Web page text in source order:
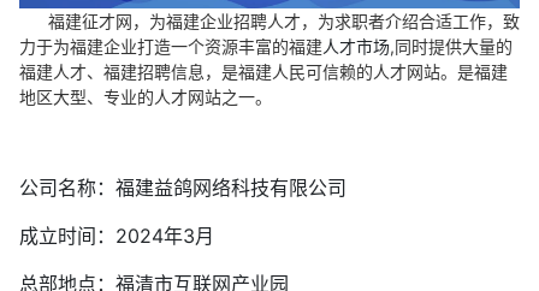
福建征才网，为福建企业招聘人才，为求职者介绍合适工作，致
力于为福建企业打造一个资源丰富的福建人才市场,同时提供大量的
福建人才、福建招聘信息，是福建人民可信赖的人才网站。是福建
地区大型、专业的人才网站之一。
公司名称：福建益鸽网络科技有限公司
成立时间：2024年3月
总部地点：福清市互联网产业园